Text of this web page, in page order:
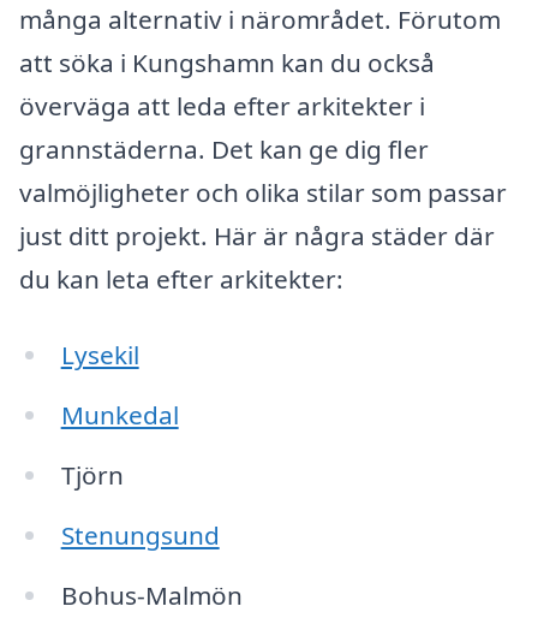
många alternativ i närområdet. Förutom
att söka i Kungshamn kan du också
överväga att leda efter arkitekter i
grannstäderna. Det kan ge dig fler
valmöjligheter och olika stilar som passar
just ditt projekt. Här är några städer där
du kan leta efter arkitekter:
Lysekil
Munkedal
Tjörn
Stenungsund
Bohus-Malmön